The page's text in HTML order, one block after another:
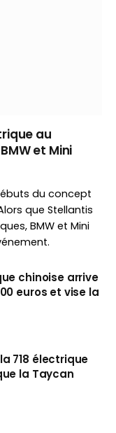
au
et Mini
du concept
que Stellantis
BMW et Mini
chinoise arrive
euros et vise la
718 électrique
la Taycan